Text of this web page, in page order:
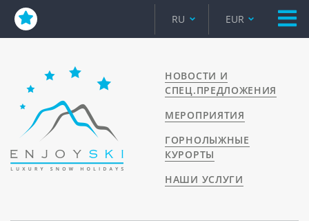
RU EUR
НОВОСТИ И
СПЕЦ.ПРЕДЛОЖЕНИЯ
МЕРОПРИЯТИЯ
ГОРНОЛЫЖНЫЕ
КУРОРТЫ
НАШИ УСЛУГИ